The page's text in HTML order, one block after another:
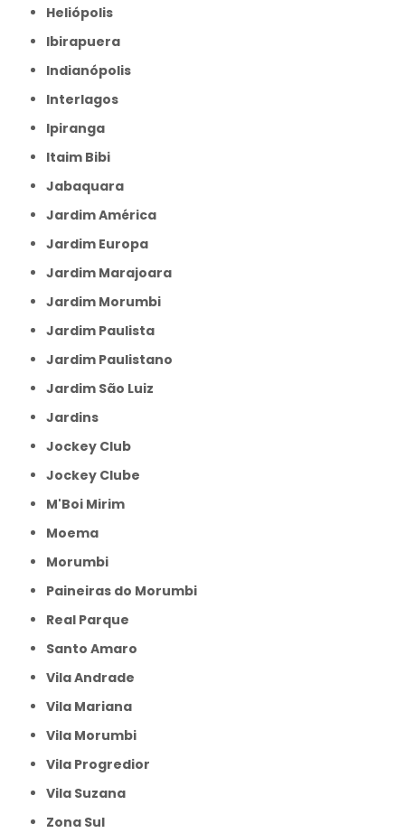
Heliópolis
Ibirapuera
Indianópolis
Interlagos
Ipiranga
Itaim Bibi
Jabaquara
Jardim América
Jardim Europa
Jardim Marajoara
Jardim Morumbi
Jardim Paulista
Jardim Paulistano
Jardim São Luiz
Jardins
Jockey Club
Jockey Clube
M'Boi Mirim
Moema
Morumbi
Paineiras do Morumbi
Real Parque
Santo Amaro
Vila Andrade
Vila Mariana
Vila Morumbi
Vila Progredior
Vila Suzana
Zona Sul